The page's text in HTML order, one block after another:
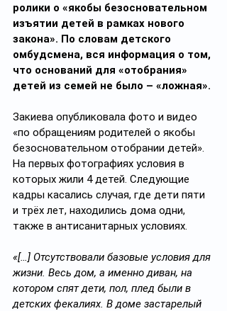
ролики о «якобы безосновательном
изъятии детей в рамках нового
закона». По словам детского
омбудсмена, вся информация о том,
что оснований для «отобрания»
детей из семей не было – «ложная».
Закиева опубликовала фото и видео
«по обращениям родителей о якобы
безосновательном отобрании детей».
На первых фотографиях условия в
которых жили 4 детей. Следующие
кадры касались случая, где дети пяти
и трёх лет, находились дома одни,
также в антисанитарных условиях.
«[…] Отсутствовали базовые условия для
жизни. Весь дом, а именно диван, на
котором спят дети, пол, плед были в
детских фекалиях. В доме застарелый